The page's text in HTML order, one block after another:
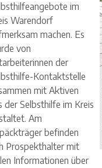
im
Warendorf
machen. Es
von
der
Kontaktstelle
mit Aktiven
der Selbsthilfe im Kreis
Am
befinden
Prospekthalter mit
Informationen über